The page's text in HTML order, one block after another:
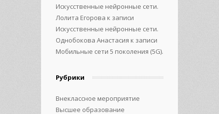
Искусственные нейронные сети.
Лолита Егорова к записи
Искусственные нейронные сети.
Однобокова Анастасия к записи
Мобильные сети 5 поколения (5G).
Рубрики
Внеклассное мероприятие
Высшее образование